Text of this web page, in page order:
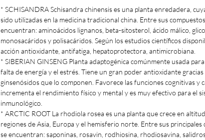
* SCHISANDRA Schisandra chinensis es una planta enredadera,
sido utilizadas en la medicina tradicional china. Entre sus
encuentran: aminoácidos lignanos, beta-sitosterol, ácido málico,
monosacáridos y polisacáridos. Según los estudios científicos
acción antioxidante, antifatiga, hepatoprotectora, antimicrobiana.
* SIBERIAN GINSENG Planta adaptogénica comúnmente usada
falta de energía y el estrés. Tiene un gran poder antioxidante gracias
ginsenósidos que lo componen. Favorece las funciones cognitivas y
incrementa el rendimiento físico y mental y es muy efectivo para el
inmunológico.
* ARCTIC ROOT La rhodiola rosea es una planta que crece en
regiones de Asia, Europa y el hemisferio norte. Entre sus principales
se encuentran: saponinas, rosavin, rodhiosina, rhodiosavina,